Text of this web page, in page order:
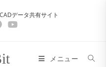
データ共有サイト
メニュー